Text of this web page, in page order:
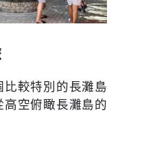
較特別的長灘島
空俯瞰長灘島的